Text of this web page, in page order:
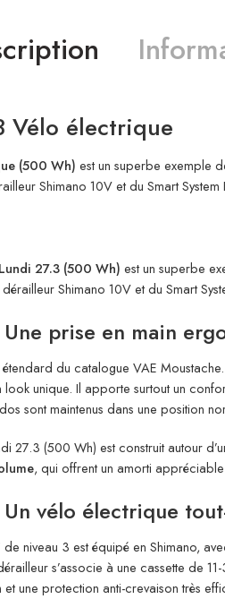
Vélo électrique
(500 Wh) est un superbe exemple
Shimano 10V et du Smart System
27.3 (500 Wh) est un superbe
Shimano 10V et du Smart
prise en main
du catalogue VAE
unique. Il apporte surtout un
sont maintenus dans une position
27.3 (500 Wh) est construit autour
, qui offrent un amorti
vélo électrique
niveau 3 est équipé en Shimano,
s’associe à une cassette de
une protection anti-crevaison très